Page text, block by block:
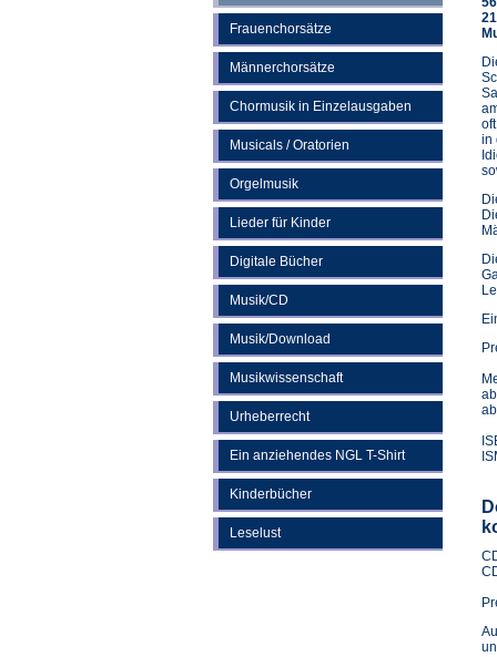
Frauenchorsätze
Männerchorsätze
Chormusik in Einzelausgaben
Musicals / Oratorien
Orgelmusik
Lieder für Kinder
Digitale Bücher
Musik/CD
Musik/Download
Musikwissenschaft
Urheberrecht
Ein anziehendes NGL T-Shirt
Kinderbücher
Leselust
in